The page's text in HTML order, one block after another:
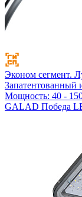
Эконом сегмент.
Запатентованный
Мощность: 40 -
GALAD Победа